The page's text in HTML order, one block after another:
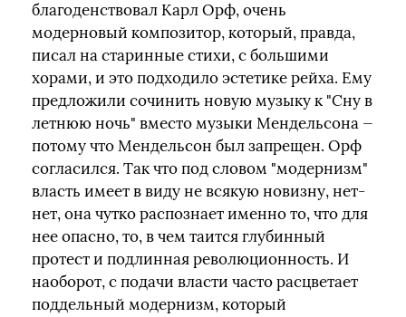
благоденствовал Карл Орф, очень
модерновый композитор, который, правда,
писал на старинные стихи, с большими
хорами, и это подходило эстетике рейха. Ему
предложили сочинить новую музыку к "Сну в
летнюю ночь" вместо музыки Мендельсона —
потому что Мендельсон был запрещен. Орф
согласился. Так что под словом "модернизм"
власть имеет в виду не всякую новизну, нет-
нет, она чутко распознает именно то, что для
нее опасно, то, в чем таится глубинный
протест и подлинная революционность. И
наоборот, с подачи власти часто расцветает
поддельный модернизм, который